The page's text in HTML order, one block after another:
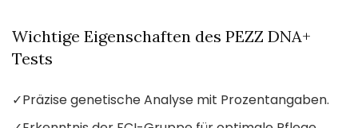
Wichtige Eigenschaften des PEZZ DNA+
Tests
✓Präzise genetische Analyse mit Prozentangaben.